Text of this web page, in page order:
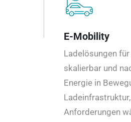
E-Mobility
Ladelösungen
skalierbar und
Energie in
Anforderungen